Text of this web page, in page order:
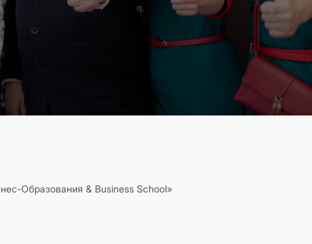
Образования & Business School»